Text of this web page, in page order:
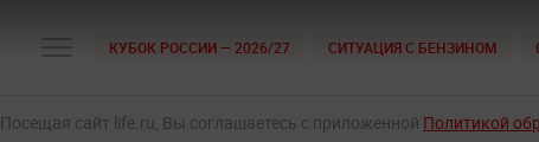
КУБОК РОССИИ — 2026/27 СИТУАЦИЯ С БЕНЗИНОМ
Посещая сайт life.ru, Вы соглашаетесь с приложенной Политикой